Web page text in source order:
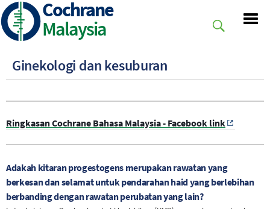
Skip
to
main
Cochrane
Malaysia
Ginekologi dan kesuburan
Ringkasan Cochrane Bahasa Malaysia - Facebook link
Adakah kitaran progestogens merupakan rawatan yang
berkesan dan selamat untuk pendarahan haid yang berlebihan
berbanding dengan rawatan perubatan yang lain?